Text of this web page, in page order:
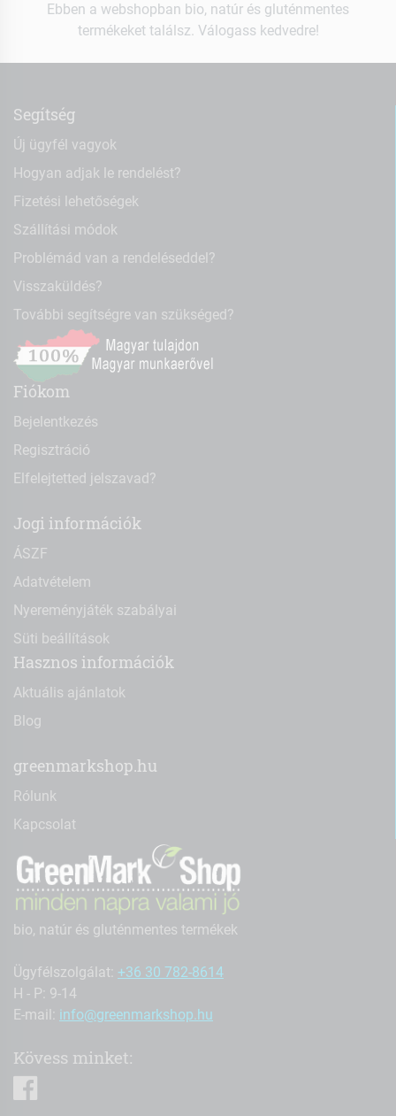
Ebben a webshopban bio, natúr és gluténmentes
termékeket találsz. Válogass kedvedre!
Segítség
Új ügyfél vagyok
Hogyan adjak le rendelést?
Fizetési lehetőségek
Szállítási módok
Problémád van a rendeléseddel?
Visszaküldés?
További segítségre van szükséged?
Fiókom
Bejelentkezés
Regisztráció
Elfelejtetted jelszavad?
Jogi információk
ÁSZF
Adatvételem
Nyereményjáték szabályai
Süti beállítások
Hasznos információk
Aktuális ajánlatok
Blog
greenmarkshop.hu
Rólunk
Kapcsolat
bio, natúr és gluténmentes termékek
Ügyfélszolgálat: +36 30 782-8614
H - P: 9-14
E-mail: info@greenmarkshop.hu
Kövess minket: